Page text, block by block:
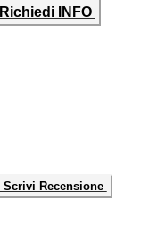
Richiedi INFO
Scrivi Recensione